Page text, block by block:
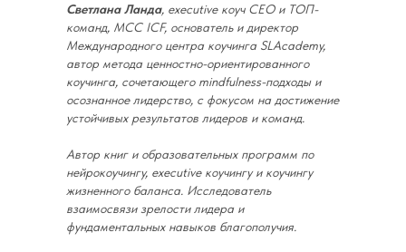
Светлана Ланда, executive коуч СЕО и ТОП-
команд, МСС ICF, основатель и директор
Международного центра коучинга SLAcademy,
автор метода ценностно-ориентированного
коучинга, сочетающего mindfulness-подходы и
осознанное лидерство, с фокусом на достижение
устойчивых результатов лидеров и команд.
Автор книг и образовательных программ по
нейрокоучингу, executive коучингу и коучингу
жизненного баланса. Исследователь
взаимосвязи зрелости лидера и
фундаментальных навыков благополучия.